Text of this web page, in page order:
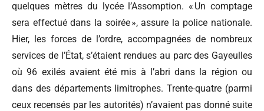
quelques mètres du lycée l’Assomption. « Un comptage
sera effectué dans la soirée », assure la police nationale.
Hier, les forces de l’ordre, accompagnées de nombreux
services de l’État, s’étaient rendues au parc des Gayeulles
où 96 exilés avaient été mis à l’abri dans la région ou
dans des départements limitrophes. Trente-quatre (parmi
ceux recensés par les autorités) n’avaient pas donné suite